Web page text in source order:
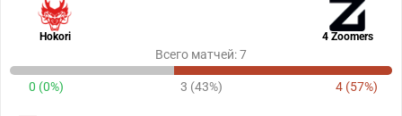
Hokori 4 Zoomers
Всего матчей: 7
0 (0%) 3 (43%) 4 (57%)